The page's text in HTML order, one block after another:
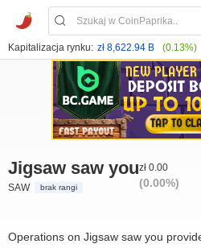
Kapitalizacja rynku: zł 8,622.94 B (0.13%)
Jigsaw saw you
SAW brak rangi
zł 0.00
(0.00%)
Operations on Jigsaw saw you